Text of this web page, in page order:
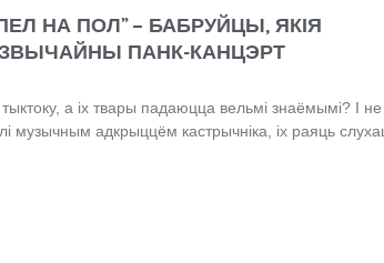
НА ПОЛ” – БАБРУЙЦЫ, ЯКІЯ
ПАНК-КАНЦЭРТ
тыктоку, а іх твары падаюцца вельмі знаёмымі? І не
музычным адкрыццём кастрычніка, іх раяць